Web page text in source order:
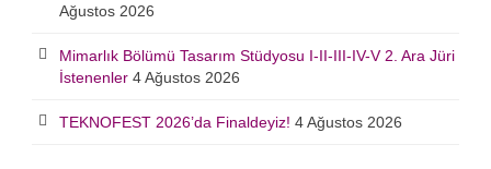
Ağustos 2026
Mimarlık Bölümü Tasarım Stüdyosu I-II-III-IV-V 2. Ara Jüri
İstenenler 4 Ağustos 2026
TEKNOFEST 2026’da Finaldeyiz! 4 Ağustos 2026